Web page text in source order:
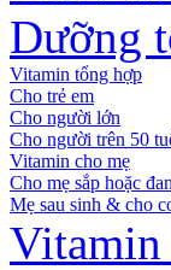
Dưỡng
Vitamin tổng hợp
Cho trẻ em
Cho người lớn
Cho người trên 50
Vitamin cho mẹ
Cho mẹ sắp hoặc
Mẹ sau sinh & cho
Vitamin